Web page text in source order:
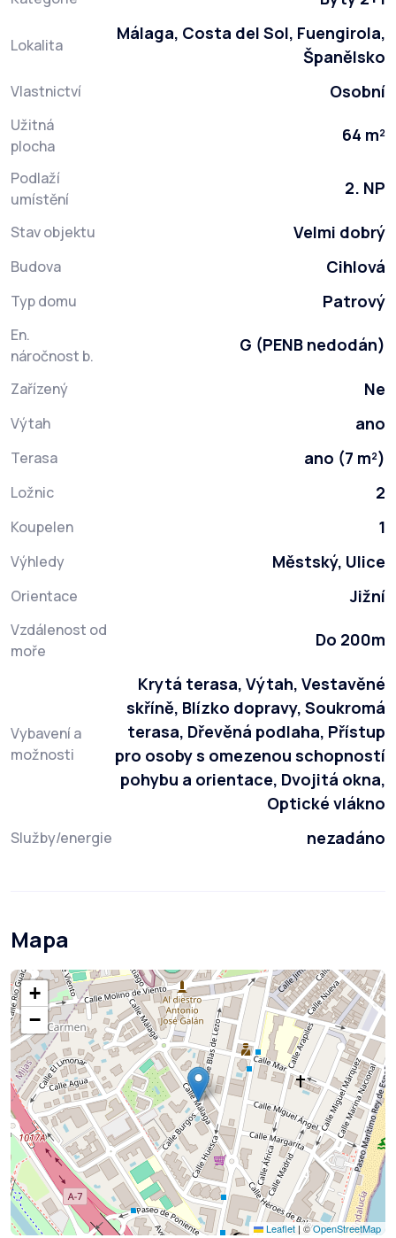
Lokalita
Málaga, Costa del Sol, Fuengirola,
Španělsko
Vlastnictví Osobní
Užitná
plocha
64 m²
Podlaží
umístění
2. NP
Stav objektu Velmi dobrý
Budova Cihlová
Typ domu Patrový
En.
náročnost b.
G (PENB nedodán)
Zařízený Ne
Výtah ano
Terasa ano (7 m²)
Ložnic 2
Koupelen 1
Výhledy Městský, Ulice
Orientace Jižní
Vzdálenost od
moře
Do 200m
Vybavení a
možnosti
Krytá terasa, Výtah, Vestavěné
skříně, Blízko dopravy, Soukromá
terasa, Dřevěná podlaha, Přístup
pro osoby s omezenou schopností
pohybu a orientace, Dvojitá okna,
Optické vlákno
Služby/energie nezadáno
Mapa
+
−
Leaflet |©OpenStreetMap